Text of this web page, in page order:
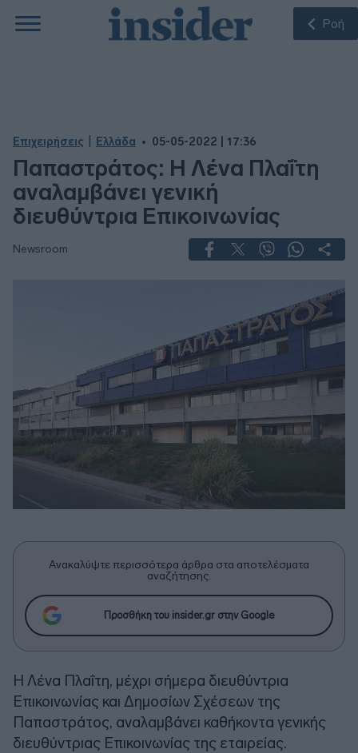
Ροή
Επιχειρήσεις Ελλάδα 05-05-2022 | 17:36
Παπαστράτος: Η Λένα Πλαΐτη
αναλαμβάνει γενική
διευθύντρια Επικοινωνίας
Newsroom
Ανακαλύψτε περισσότερα άρθρα στα αποτελέσματα
αναζήτησης.
Προσθήκη του insider.gr στην Google
Η Λένα Πλαΐτη, μέχρι σήμερα διευθύντρια
Επικοινωνίας και Δημοσίων Σχέσεων της
Παπαστράτος, αναλαμβάνει καθήκοντα γενικής
διευθύντριας Επικοινωνίας της εταιρείας.